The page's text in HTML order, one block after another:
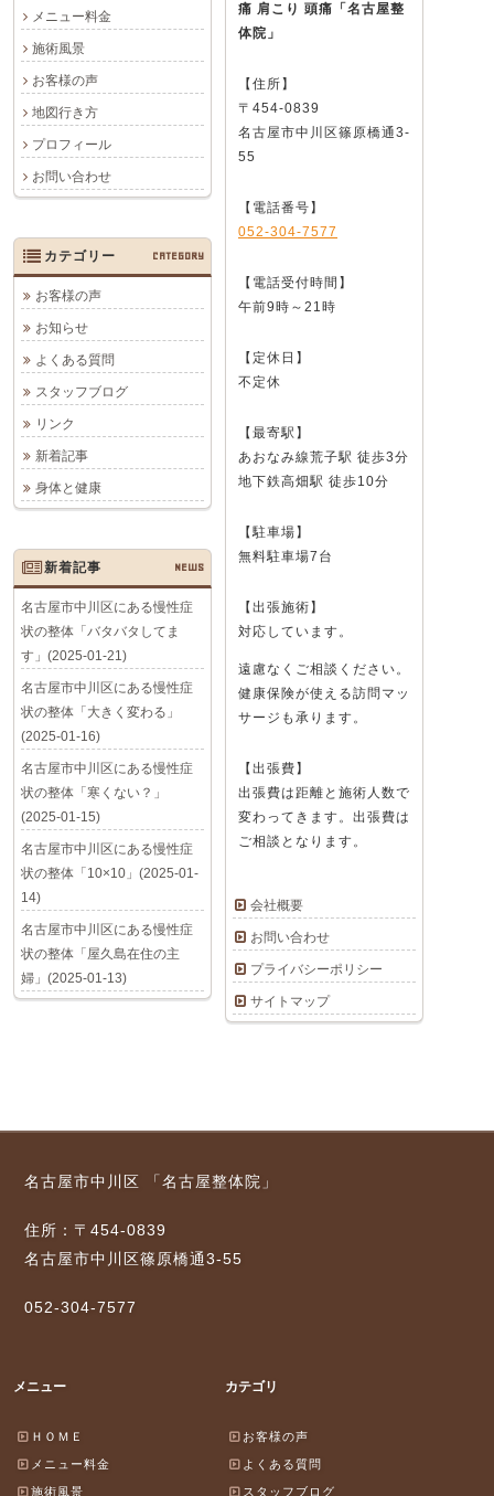
メニュー料金
施術風景
お客様の声
地図行き方
プロフィール
お問い合わせ
痛 肩こり 頭痛 「名古屋整
体院」
【住所】
〒454-0839
名古屋市中川区篠原橋通3-
55
【電話番号】
052-304-7577
【電話受付時間】
午前9時～21時
【定休日】
不定休
【最寄駅】
あおなみ線荒子駅 徒歩3分
地下鉄高畑駅 徒歩10分
【駐車場】
無料駐車場7台
【出張施術】
対応しています。
遠慮なくご相談ください。
健康保険が使える訪問マッ
サージも承ります。
【出張費】
出張費は距離と施術人数で
変わってきます。出張費は
ご相談となります。
会社概要
お問い合わせ
プライバシーポリシー
サイトマップ
カテゴリー CATEGORY
お客様の声
お知らせ
よくある質問
スタッフブログ
リンク
新着記事
身体と健康
新着記事 NEWS
名古屋市中川区にある慢性症
状の整体「バタバタしてま
す」(2025-01-21)
名古屋市中川区にある慢性症
状の整体「大きく変わる」
(2025-01-16)
名古屋市中川区にある慢性症
状の整体「寒くない？」
(2025-01-15)
名古屋市中川区にある慢性症
状の整体「10×10」(2025-01-
14)
名古屋市中川区にある慢性症
状の整体「屋久島在住の主
婦」(2025-01-13)
名古屋市中川区 「名古屋整体院」
住所：〒454-0839
名古屋市中川区篠原橋通3-55
052-304-7577
メニュー
ＨＯＭＥ
メニュー料金
施術風景
カテゴリ
お客様の声
よくある質問
スタッフブログ